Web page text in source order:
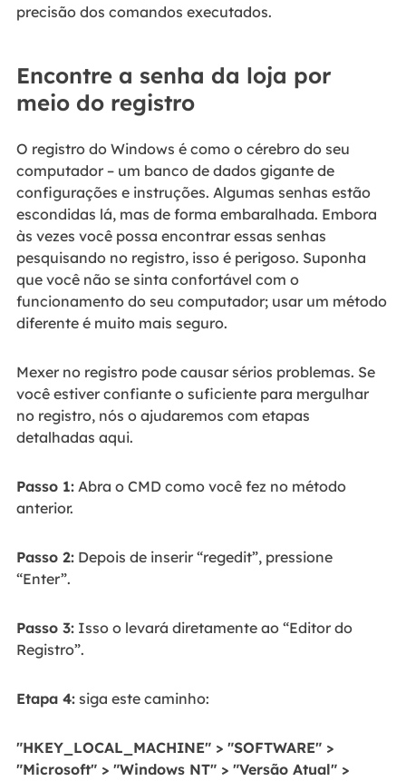
precisão dos comandos executados.
Encontre a senha da loja por
meio do registro
O registro do Windows é como o cérebro do seu
computador – um banco de dados gigante de
configurações e instruções. Algumas senhas estão
escondidas lá, mas de forma embaralhada. Embora
às vezes você possa encontrar essas senhas
pesquisando no registro, isso é perigoso. Suponha
que você não se sinta confortável com o
funcionamento do seu computador; usar um método
diferente é muito mais seguro.
Mexer no registro pode causar sérios problemas. Se
você estiver confiante o suficiente para mergulhar
no registro, nós o ajudaremos com etapas
detalhadas aqui.
Passo 1:Abra o CMD como você fez no método
anterior.
Passo 2:Depois de inserir “regedit”, pressione
“Enter”.
Passo 3:Isso o levará diretamente ao “Editor do
Registro”.
Etapa 4:siga este caminho:
"HKEY_LOCAL_MACHINE" > "SOFTWARE" >
"Microsoft" > "Windows NT" > "Versão Atual" >